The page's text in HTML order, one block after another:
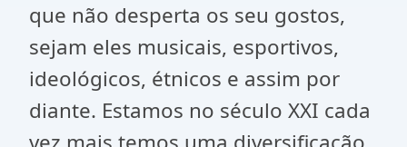
que não desperta os seu gostos,
sejam eles musicais, esportivos,
ideológicos, étnicos e assim por
diante. Estamos no século XXI cada